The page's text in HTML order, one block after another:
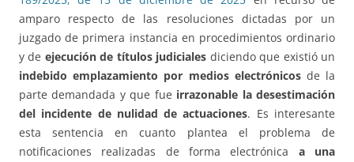
amparo respecto de las resoluciones dictadas por un
juzgado de primera instancia en procedimientos ordinario
y de ejecución de títulos judiciales diciendo que existió un
indebido emplazamiento por medios electrónicosde la
parte demandada y que fue irrazonable la desestimación
del incidente de nulidad de actuaciones. Es interesante
esta sentencia en cuanto plantea el problema de
notificaciones realizadas de forma electrónica a una